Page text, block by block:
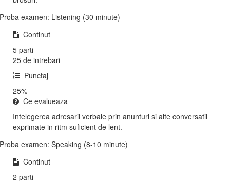
Proba examen: Listening (30 minute)
Continut
5 parti
25 de intrebari
Punctaj
25%
Ce evalueaza
Intelegerea adresarii verbale prin anunturi si alte conversatii
exprimate in ritm suficient de lent.
Proba examen: Speaking (8-10 minute)
Continut
2 parti